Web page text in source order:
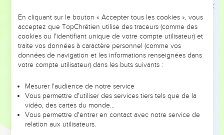
Car les pasteurs sont abrutis, et n'ont point recherché
l'Eternel ; c'est pourquoi ils ne se sont point conduits
sagement, et tous leurs pâturages ont été dissipés.
Voici, un bruit de certaines nouvelles est venu, avec une
grande émotion de devers le pays d'Aquilon, pour ravager
Jérémie prie au nom de son peuple
Eternel, je connais que la voie de l'homme ne dépend pas
de lui, et qu'il n'est pas au pouvoir de l'homme qui marche,
En cliquant sur le bouton « Accepter tous les cookies », vous
acceptez que TopChrétien utilise des traceurs (comme des
cookies ou l'identifiant unique de votre compte utilisateur) et
traite vos données à caractère personnel (comme vos
données de navigation et les informations renseignées dans
votre compte utilisateur) dans les buts suivants :
Mesurer l'audience de notre service
Vous permettre d'utiliser des services tiers tels que de la
vidéo, des cartes du monde…
Vous permettre d'entrer en contact avec notre service de
relation aux utilisateurs.